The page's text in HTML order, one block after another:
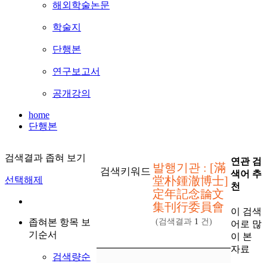
해외학술논문
학술지
단행본
연구보고서
공개강의
home
단행본
검색결과 좁혀 보기
선택해제
좁혀본 항목 보
기순서
검색량순
검색키워드 발행기관 : [滿
堂朴鍾澈博士]
定年記念論文
集刊行委員會
(검색결과 1 건)
연관 검
색어 추
천
이 검색
어로 많
이 본
자료